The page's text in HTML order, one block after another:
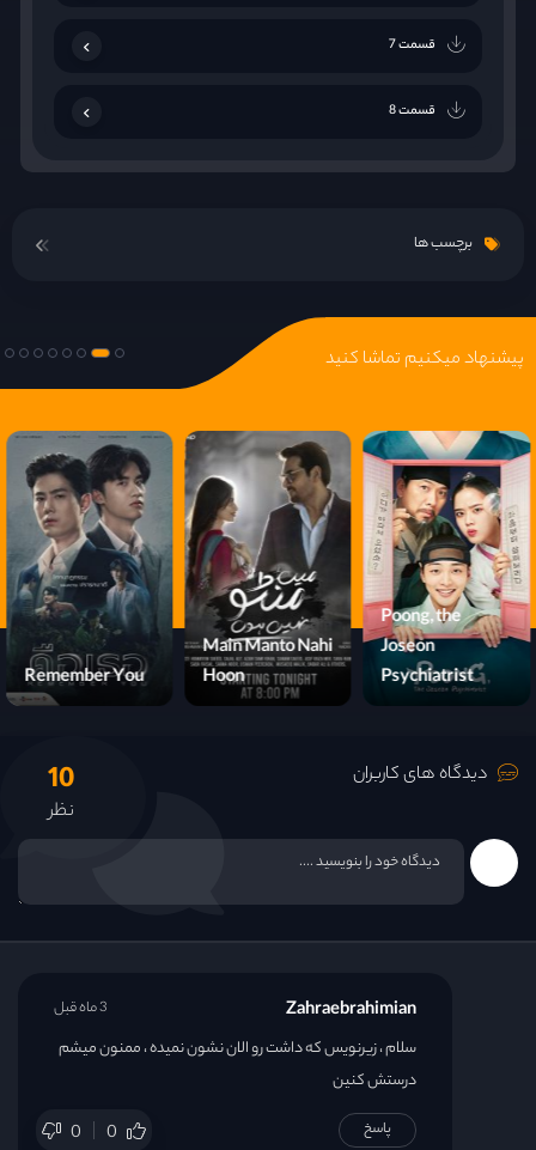
قسمت 7
قسمت 8
برچسب ها
پیشنهاد میکنیم تماشا کنید
Poong, the
Joseon
Psychiatrist
Main Manto Nahi
Hoon
Remember You
دیدگاه های کاربران 10
نظر
Zahraebrahimian
سلام ، زیرنویس که داشت رو الان نشون نمیده ، ممنون میشم
درستش کنین
0 0
3 ماه قبل
پاسخ